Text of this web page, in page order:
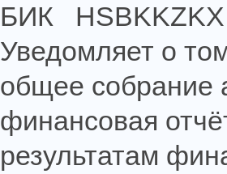
БИК
Уведомляет о
общее собрание
финансовая
результатам